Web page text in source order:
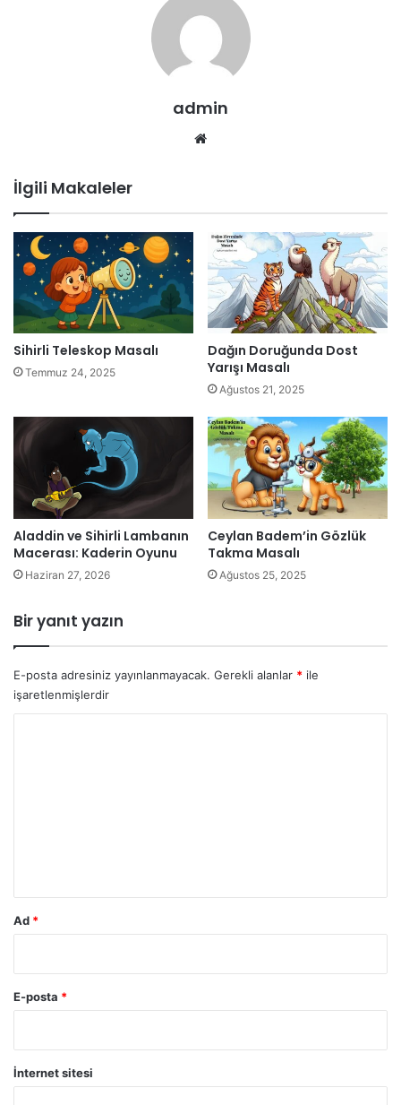
admin
İlgili Makaleler
Sihirli Teleskop Masalı
Temmuz 24, 2025
Dağın Doruğunda Dost
Yarışı Masalı
Ağustos 21, 2025
Aladdin ve Sihirli Lambanın
Macerası: Kaderin Oyunu
Haziran 27, 2026
Ceylan Badem’in Gözlük
Takma Masalı
Ağustos 25, 2025
Bir yanıt yazın
E-posta adresiniz yayınlanmayacak. Gerekli alanlar * ile
işaretlenmişlerdir
Ad *
E-posta *
İnternet sitesi